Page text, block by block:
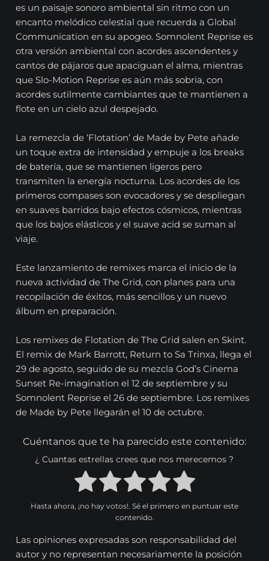
es un paisaje sonoro ambiental sin ritmo con un
encanto melódico celestial que recuerda a Global
Communication en su apogeo. Somnolent Reprise es
otra versión ambiental con acordes ascendentes y
cantos de pájaros que apaciguan el alma, mientras
que Slo-Motion Reprise es aún más sobria, con
acordes sutilmente cambiantes que te mantienen a
flote en un cielo azul despejado.
La remezcla de ‘Flotation’ de Made by Pete añade
un toque extra de intensidad y empuje a los breaks
de batería, que se mantienen ligeros pero
transmiten la energía nocturna. Los acordes de los
primeros compases son evocadores y se despliegan
en suaves barridos bajo efectos cósmicos, mientras
que los bajos elásticos y el suave acid se suman al
viaje.
Este lanzamiento de remixes marca el inicio de la
nueva actividad de The Grid, con planes para una
recopilación de éxitos, más sencillos y un nuevo
álbum en preparación.
Los remixes de Flotation de The Grid salen en Skint.
El remix de Mark Barrott, Return to Sa Trinxa, llega el
29 de agosto, seguido de su mezcla God’s Cinema
Sunset Re-imagination el 12 de septiembre y su
Somnolent Reprise el 26 de septiembre. Los remixes
de Made by Pete llegarán el 10 de octubre.
Cuéntanos que te ha parecido este contenido:
¿ Cuantas estrellas crees que nos merecemos ?
Hasta ahora, ¡no hay votos!. Sé el primero en puntuar este
contenido.
Las opiniones expresadas son responsabilidad del
autor y no representan necesariamente la posición